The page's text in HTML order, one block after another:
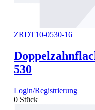
ZRDT10-0530-16
530
Login/Registrierung
0 Stück